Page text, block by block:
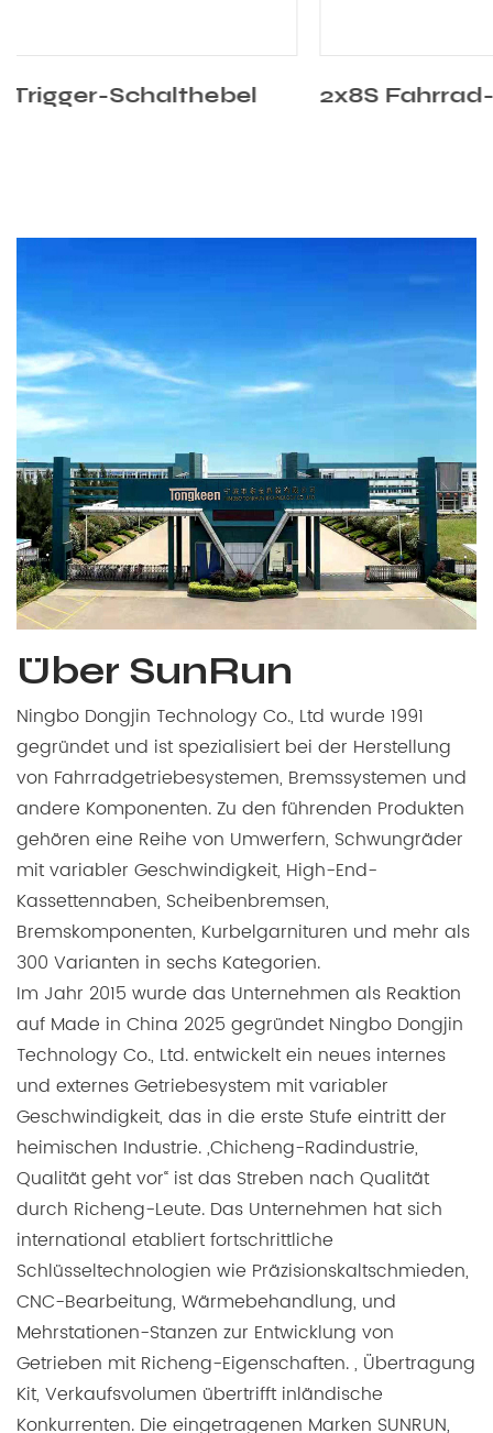
2x8S Fahrrad-Trigger-Schalthebel
Über SunRun
Ningbo Dongjin Technology Co., Ltd wurde 1991
gegründet und ist spezialisiert bei der Herstellung
von Fahrradgetriebesystemen, Bremssystemen und
andere Komponenten. Zu den führenden Produkten
gehören eine Reihe von Umwerfern, Schwungräder
mit variabler Geschwindigkeit, High-End-
Kassettennaben, Scheibenbremsen,
Bremskomponenten, Kurbelgarnituren und mehr als
300 Varianten in sechs Kategorien.
Im Jahr 2015 wurde das Unternehmen als Reaktion
auf Made in China 2025 gegründet Ningbo Dongjin
Technology Co., Ltd. entwickelt ein neues internes
und externes Getriebesystem mit variabler
Geschwindigkeit, das in die erste Stufe eintritt der
heimischen Industrie. „Chicheng-Radindustrie,
Qualität geht vor“ ist das Streben nach Qualität
durch Richeng-Leute. Das Unternehmen hat sich
international etabliert fortschrittliche
Schlüsseltechnologien wie Präzisionskaltschmieden,
CNC-Bearbeitung, Wärmebehandlung, und
Mehrstationen-Stanzen zur Entwicklung von
Getrieben mit Richeng-Eigenschaften. , Übertragung
Kit, Verkaufsvolumen übertrifft inländische
Konkurrenten. Die eingetragenen Marken SUNRUN,